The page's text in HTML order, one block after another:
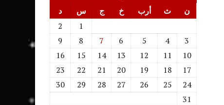
ن
ث أرب خ ج س
د
1
2
3
4
5
6
7
8
9
10
11
12
13
14
15
16
17
18
19
20
21
22
23
24
25
26
27
28
29
30
31